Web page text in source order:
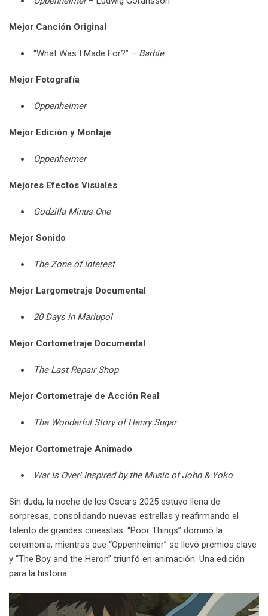
Mejor Canción Original
“What Was I Made For?” – Barbie
Mejor Fotografía
Oppenheimer
Mejor Edición y Montaje
Oppenheimer
Mejores Efectos Visuales
Godzilla Minus One
Mejor Sonido
The Zone of Interest
Mejor Largometraje Documental
20 Days in Mariupol
Mejor Cortometraje Documental
The Last Repair Shop
Mejor Cortometraje de Acción Real
The Wonderful Story of Henry Sugar
Mejor Cortometraje Animado
War Is Over! Inspired by the Music of John & Yoko
Sin duda, la noche de los Oscars 2025 estuvo llena de
sorpresas, consolidando nuevas estrellas y reafirmando el
talento de grandes cineastas. “Poor Things” dominó la
ceremonia, mientras que “Oppenheimer” se llevó premios clave
y “The Boy and the Heron” triunfó en animación. Una edición
para la historia.